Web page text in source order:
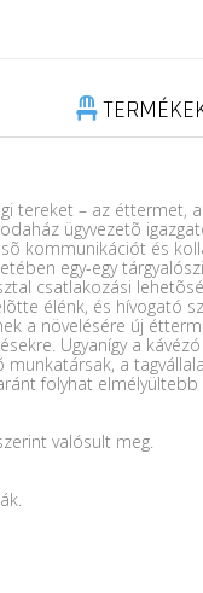
tereket – az éttermet,
ügyvezetõ
kommunikációt és
egy-egy
csatlakozási
élénk, és hívogató
a növelésére új
Ugyanígy a
a
folyhat elmélyültebb
valósult meg.